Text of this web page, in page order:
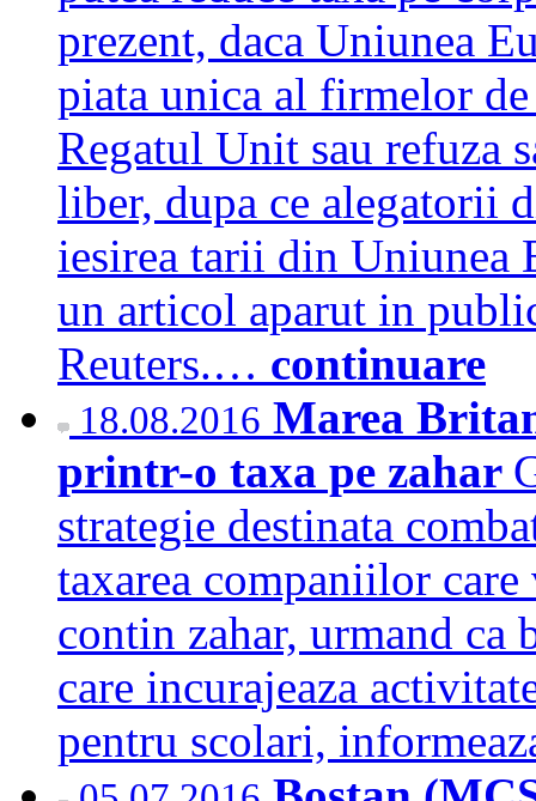
prezent, daca Uniunea
piata unica al firmelor
Regatul Unit sau refuza
liber, dupa ce alegatorii
iesirea tarii din Uniunea
un articol aparut in
Reuters.… continuare
18.08.2016 Marea
printr-o taxa pe zahar
strategie destinata
taxarea companiilor
contin zahar, urmand
care incurajeaza
pentru scolari,